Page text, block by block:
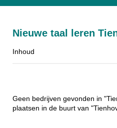
Nieuwe taal leren
Inhoud
Geen bedrijven gevonden in
plaatsen in de buurt van